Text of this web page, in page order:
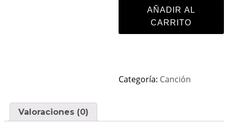
AÑADIR AL
CARRITO
Categoría: Canción
Valoraciones (0)